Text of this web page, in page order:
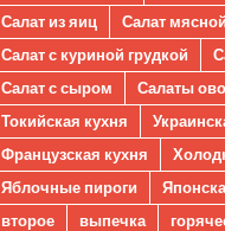
Салат из яиц
Салат мясной
Салат с куриной грудкой
Салат с сыром
Салаты
Токийская кухня
Французская кухня
Яблочные пироги
второе
выпечка